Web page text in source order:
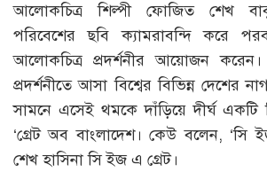
আলোকচিত্র শিল্পী ফোজিত শেখ
পরিবেশের ছবি ক্যামরাবন্দি করে
আলোকচিত্র প্রদর্শনীর আয়োজন
প্রদর্শনীতে আসা বিশ্বের বিভিন্ন দেশের
সামনে এসেই থমকে দাঁড়িয়ে দীর্ঘ একটি
‘গ্রেট অব বাংলাদেশ। কেউ বলেন, ‘সি
শেখ হাসিনা সি ইজ এ গ্রেট।